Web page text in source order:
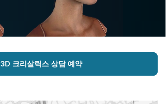
3D 크리살릭스 상담 예약